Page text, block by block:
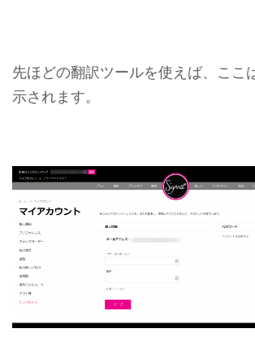
先ほどの翻訳ツールを使えば、ここ
示されます。